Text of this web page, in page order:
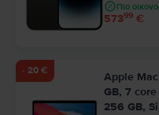
Πιο
57399 €
- 20 €
Apple
GB, 7 core
256 GB,